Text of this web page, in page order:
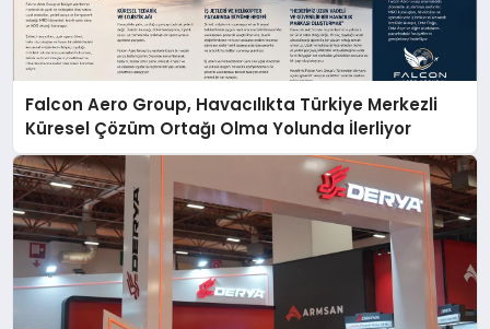
Falcon Aero Group, Havacılıkta Türkiye Merkezli
Küresel Çözüm Ortağı Olma Yolunda İlerliyor